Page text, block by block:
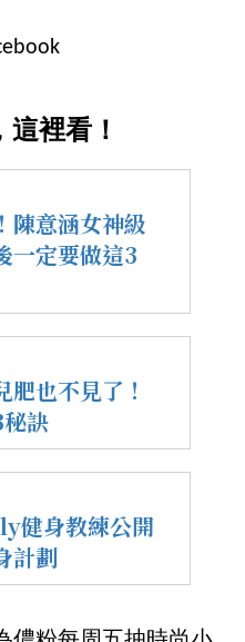
裡看！
陳意涵女神級
一定要做這3
也不見了！
訣
健身教練公開
計劃